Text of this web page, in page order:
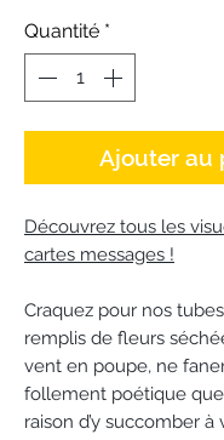
Quantité *
Ajouter au
Découvrez tous les
cartes messages !
Craquez pour nos
remplis de fleurs
vent en poupe, ne
follement poétique
raison d’y succomber à